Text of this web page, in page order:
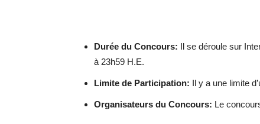
Durée du Concours: Il se déroule sur
à 23h59 H.E.
Limite de Participation: Il y a une limite
Organisateurs du Concours: Le